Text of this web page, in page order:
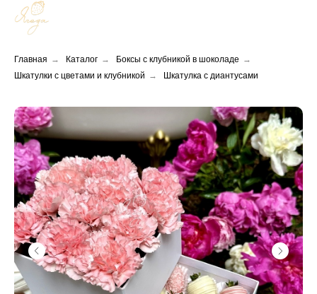
Главная → Каталог → Боксы с клубникой в шоколаде →
Шкатулки с цветами и клубникой → Шкатулка с диантусами